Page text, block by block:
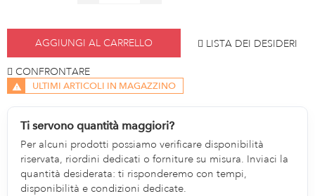
AGGIUNGI AL CARRELLO LISTA DEI DESIDERI
CONFRONTARE
ULTIMI ARTICOLI IN MAGAZZINO
Ti servono quantità maggiori?
Per alcuni prodotti possiamo verificare disponibilità
riservata, riordini dedicati o forniture su misura. Inviaci la
quantità desiderata: ti risponderemo con tempi,
disponibilità e condizioni dedicate.